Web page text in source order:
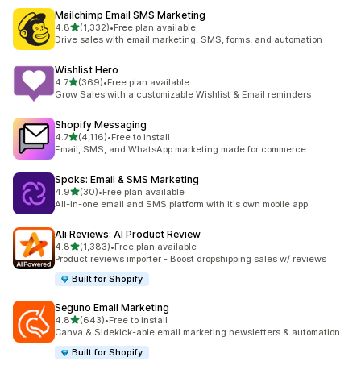
Mailchimp Email SMS Marketing
4.8เต็ม 5 ดาว
(1,332)
ทั้งหมด 1332 รีวิว
•Free plan available
Drive sales with email marketing, SMS, forms, and automation
Wishlist Hero
4.7เต็ม 5 ดาว
(369)
ทั้งหมด 369 รีวิว
•Free plan available
Grow Sales with a customizable Wishlist & Email reminders
Shopify Messaging
4.7เต็ม 5 ดาว
(4,116)
ทั้งหมด 4116 รีวิว
•Free to install
Email, SMS, and WhatsApp marketing made for commerce
Spoks: Email & SMS Marketing
4.9เต็ม 5 ดาว
(30)
ทั้งหมด 30 รีวิว
•Free plan available
All-in-one email and SMS platform with it's own mobile app
Ali Reviews: AI Product Review
4.8เต็ม 5 ดาว
(1,383)
ทั้งหมด 1383 รีวิว
•Free plan available
Product reviews importer - Boost dropshipping sales w/ reviews
Built for Shopify
Seguno Email Marketing
4.8เต็ม 5 ดาว
(643)
ทั้งหมด 643 รีวิว
•Free to install
Canva & Sidekick-able email marketing newsletters & automation
Built for Shopify